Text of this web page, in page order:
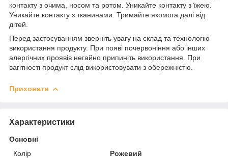
контакту з очима, носом та ротом. Уникайте контакту з їжею.
Уникайте контакту з тканинами. Тримайте якомога далі від
дітей.
Перед застосуванням зверніть увагу на склад та технологію
використання продукту. При появі почервоніння або інших
алергічних проявів негайно припиніть використання. При
вагітності продукт слід використовувати з обережністю.
Приховати
Характеристики
Основні
Колір
Рожевий